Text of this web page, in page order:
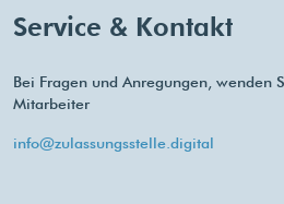
Service & Kontakt
Bei Fragen und Anregungen, wenden
Mitarbeiter
info@zulassungsstelle.digital